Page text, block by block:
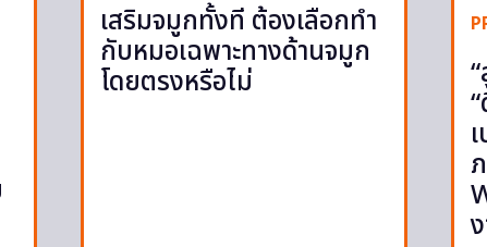
เสริมจมูกทั้งที ต้องเลือกทำ
กับหมอเฉพาะทางด้านจมูก
โดยตรงหรือไม่